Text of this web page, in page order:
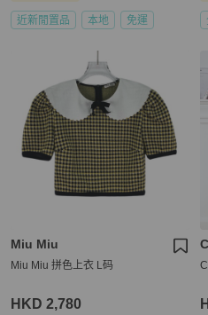
近新閒置品 本地 免運
Miu Miu
Miu Miu 拼色上衣 L码
HKD 2,780